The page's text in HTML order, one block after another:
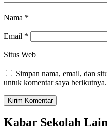
Nama *
Email *
Situs Web
Simpan nama, email, dan
untuk komentar saya berikutnya.
Kabar Sekolah